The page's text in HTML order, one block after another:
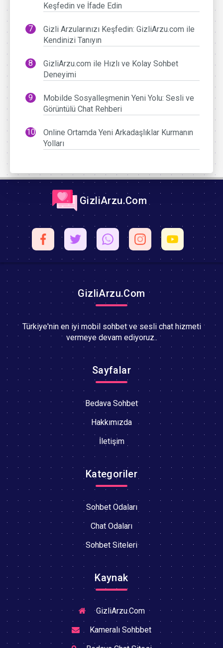
Keşfedin ve İfade Edin
Gizli Arzularınızı Keşfedin: GizliArzu.com ile
Kendinizi Tanıyın
GizliArzu.com ile Hızlı ve Kolay Sohbet
Deneyimi
Mobilde Sosyalleşmenin Yeni Yolu: Sesli ve
Görüntülü Chat Rehberi
Online Ortamda Yeni Arkadaşlıklar Kurmanın
Yolları
GizliArzu.Com
GizliArzu.Com
Türkiye'nin en iyi mobil sohbet ve sesli chat hizmeti
vermeye devam ediyoruz..
Sayfalar
Bedava Sohbet
Hakkımızda
İletişim
Kategoriler
Sohbet Odaları
Chat Odaları
Sohbet Siteleri
Kaynak
GizliArzu.Com
Kameralı Sohbbet